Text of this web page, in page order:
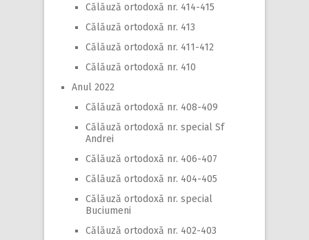
Călăuză ortodoxă nr. 414-415
Călăuză ortodoxă nr. 413
Călăuză ortodoxă nr. 411-412
Călăuză ortodoxă nr. 410
Anul 2022
Călăuză ortodoxă nr. 408-409
Călăuză ortodoxă nr. special Sf
Andrei
Călăuză ortodoxă nr. 406-407
Călăuză ortodoxă nr. 404-405
Călăuză ortodoxă nr. special
Buciumeni
Călăuză ortodoxă nr. 402-403